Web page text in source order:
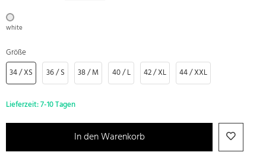
white
Größe
34 / XS
36 / S 38 / M 40 / L 42 / XL 44 / XXL
Lieferzeit:7-10 Tagen
In den Warenkorb